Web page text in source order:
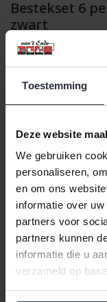
Toestemming
Deze website
We gebruiken
personaliseren,
en om ons
informatie over
partners voor
partners kunnen
informatie die u
verzameld op
Bestekset 6
zwart
Voor de gehele
Samenstelling:
6x Tafelvork
6x Tafelmes
6x Koffielepel
Deze cassette
met een zwarte
gereinigd te worden
basissamenstelling
personen tegelijk te
en conisch design
tafel word.
Het bestek word
ook leuk om te